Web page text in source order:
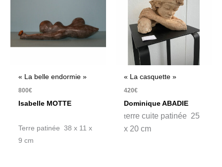
« La belle endormie »
800€
Isabelle MOTTE
Terre patinée 38 x 11 x
9 cm
« La casquette »
420€
Dominique ABADIE
terre cuite patinée 25
x 20 cm